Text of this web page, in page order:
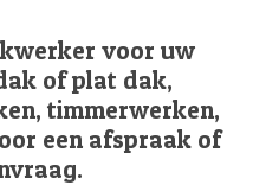
voor uw
of plat dak,
timmerwerken,
een afspraak of